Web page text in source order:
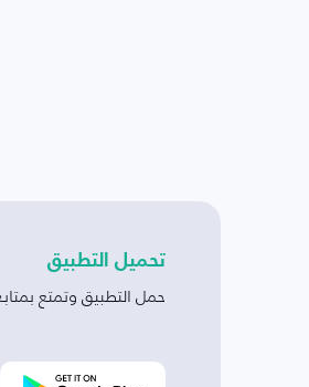
تحميل التطبيق
حمل التطبيق وتمتع